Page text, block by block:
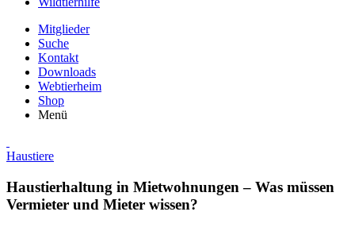
Mitglieder
Suche
Kontakt
Downloads
Webtierheim
Shop
Menü
Haustiere
Haustierhaltung in Mietwohnungen – Was müssen
Vermieter und Mieter wissen?